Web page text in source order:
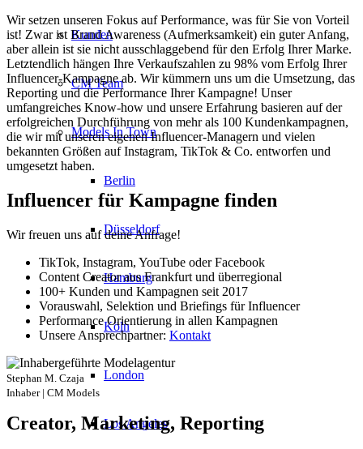
Kunden
CM Team
Models In Town
Berlin
Düsseldorf
Hamburg
Köln
London
Los Angeles
Wir setzen unseren Fokus auf Performance, was für Sie von Vorteil
ist! Zwar ist Brand Awareness (Aufmerksamkeit) ein guter Anfang,
aber allein ist sie nicht ausschlaggebend für den Erfolg Ihrer Marke.
Letztendlich hängen Ihre Verkaufszahlen zu 98% vom Erfolg Ihrer
Influencer-Kampagne ab. Wir kümmern uns um die Umsetzung, das
Reporting und die Performance Ihrer Kampagne! Unser
umfangreiches Know-how und unsere Erfahrung basieren auf der
erfolgreichen Durchführung von mehr als 100 Kundenkampagnen,
die wir mit unseren eigenen Influencer-Managern und vielen
bekannten Größen auf Instagram, TikTok & Co. entworfen und
umgesetzt haben.
Influencer für Kampagne finden
Wir freuen uns auf deine Anfrage!
TikTok, Instagram, YouTube oder Facebook
Content Creator aus Frankfurt und überregional
100+ Kunden und Kampagnen seit 2017
Vorauswahl, Selektion und Briefings für Influencer
Performance Orientierung in allen Kampagnen
Unsere Ansprechpartner: Kontakt
Stephan M. Czaja
Inhaber | CM Models
Creator, Marketing, Reporting